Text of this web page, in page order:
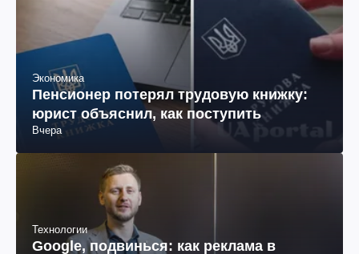
Экономика
Пенсионер потерял трудовую книжку:
юрист объяснил, как поступить
Вчера
Технологии
Google, подвинься: как реклама в